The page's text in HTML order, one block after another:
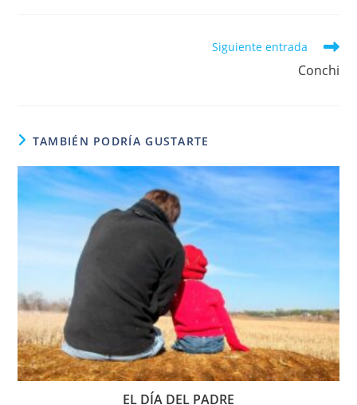
Siguiente entrada
Conchi
TAMBIÉN PODRÍA GUSTARTE
EL DÍA DEL PADRE